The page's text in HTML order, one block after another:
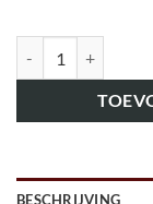
BESCHRIJVING